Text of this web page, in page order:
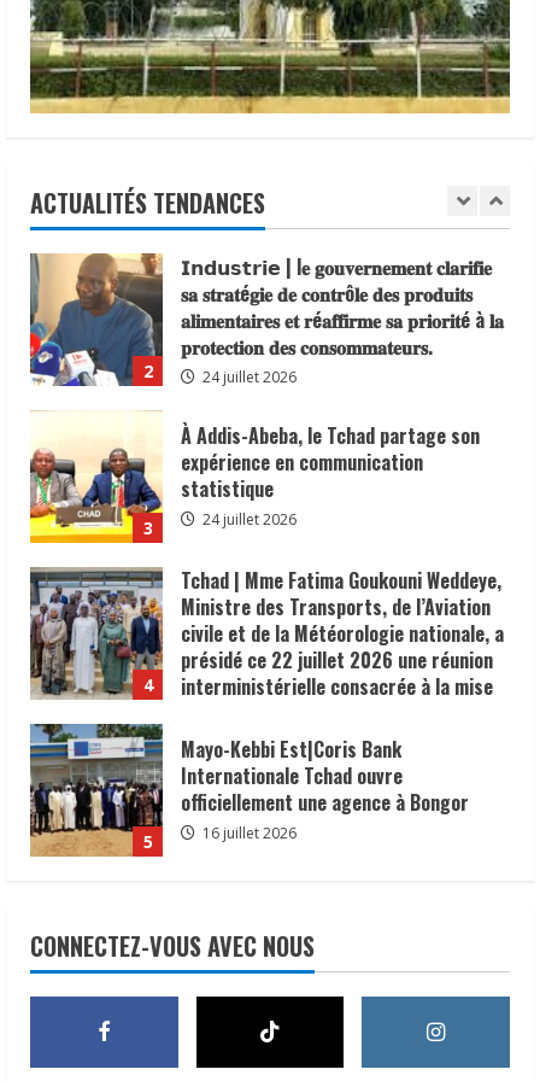
Reporters
Tchadiens
(RJRT),
dans
le
cadre
du
liberté
d’expression
et
participation
citoyenne
la
transition
politique
».
ACTUALITÉS TENDANCES
de visa d’entrée au Tchad pour les
ressortissants des pays africains.
22 juillet 2026
5
officiellement une agence à Bongor
16 juillet 2026
1
𝗦𝗔𝗡𝗧É
𝐥𝐞𝐬 𝐥𝐞𝐚𝐝𝐞𝐫𝐬 𝐫𝐞𝐥𝐢𝐠𝐢𝐞𝐮𝐱 et
𝐜𝐡𝐨𝐥é𝐫𝐚
6 août 2026
2
𝗜𝗻𝗱𝘂𝘀𝘁𝗿𝗶𝗲 | l𝐞 𝐠𝐨𝐮𝐯𝐞𝐫𝐧𝐞𝐦𝐞𝐧𝐭 𝐜𝐥𝐚𝐫𝐢𝐟𝐢𝐞
𝐬𝐚 𝐬𝐭𝐫𝐚𝐭é𝐠𝐢𝐞 𝐝𝐞 𝐜𝐨𝐧𝐭𝐫ô𝐥𝐞 𝐝𝐞𝐬 𝐩𝐫𝐨𝐝𝐮𝐢𝐭𝐬
𝐚𝐥𝐢𝐦𝐞𝐧𝐭𝐚𝐢𝐫𝐞𝐬 𝐞𝐭 𝐫é𝐚𝐟𝐟𝐢𝐫𝐦𝐞 𝐬𝐚 𝐩𝐫𝐢𝐨𝐫𝐢𝐭é à 𝐥𝐚
𝐩𝐫𝐨𝐭𝐞𝐜𝐭𝐢𝐨𝐧 𝐝𝐞𝐬 𝐜𝐨𝐧𝐬𝐨𝐦𝐦𝐚𝐭𝐞𝐮𝐫𝐬.
24 juillet 2026
3
À Addis-Abeba, le Tchad partage son
expérience en communication
statistique
24 juillet 2026
4
Tchad | Mme Fatima Goukouni Weddeye,
Ministre des Transports, de l’Aviation
civile et de la Météorologie nationale, a
présidé ce 22 juillet 2026 une réunion
interministérielle consacrée à la mise
la République, le Maréchal Mahamat
Idriss Déby Itno, supprimant l’obligation
de visa d’entrée au Tchad pour les
ressortissants des pays africains.
22 juillet 2026
5
Mayo-Kebbi Est|Coris Bank
Internationale Tchad ouvre
officiellement une agence à Bongor
16 juillet 2026
1
𝐬𝐞𝐧𝐬𝐢𝐛𝐢𝐥𝐢𝐬𝐚𝐭𝐢𝐨𝐧 𝐜𝐨𝐧𝐭𝐫𝐞 𝐥’é𝐩𝐢𝐝é𝐦𝐢𝐞 𝐝𝐞
𝐜𝐡𝐨𝐥é𝐫𝐚
6 août 2026
𝗜𝗻𝗱𝘂𝘀𝘁𝗿𝗶𝗲 | l𝐞 𝐠𝐨𝐮𝐯𝐞𝐫𝐧𝐞𝐦𝐞𝐧𝐭 𝐜𝐥𝐚𝐫𝐢𝐟𝐢𝐞
𝐬𝐚 𝐬𝐭𝐫𝐚𝐭é𝐠𝐢𝐞 𝐝𝐞 𝐜𝐨𝐧𝐭𝐫ô𝐥𝐞 𝐝𝐞𝐬 𝐩𝐫𝐨𝐝𝐮𝐢𝐭𝐬
CONNECTEZ-VOUS AVEC NOUS